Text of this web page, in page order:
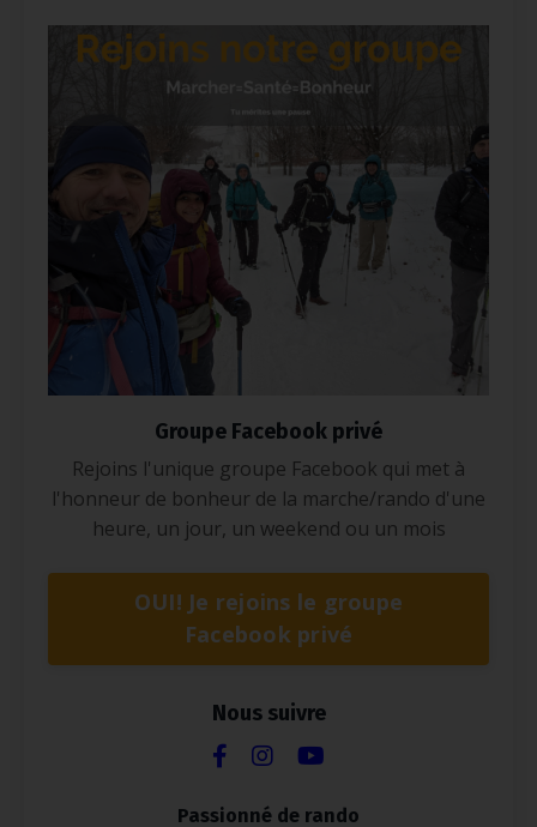
Groupe Facebook privé
Rejoins l'unique groupe Facebook qui met à
l'honneur de bonheur de la marche/rando d'une
heure, un jour, un weekend ou un mois
OUI! Je rejoins le groupe
Facebook privé
Nous suivre
Passionné de rando